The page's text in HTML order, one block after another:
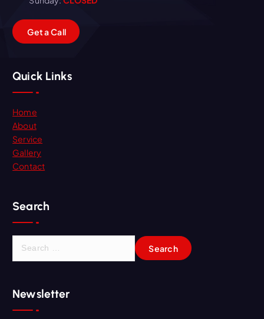
GetaCall
Quick Links
Home
About
Service
Gallery
Contact
Search
c
h
Newsletter